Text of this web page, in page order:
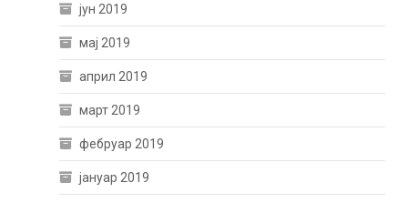
јун 2019
мај 2019
април 2019
март 2019
фебруар 2019
јануар 2019